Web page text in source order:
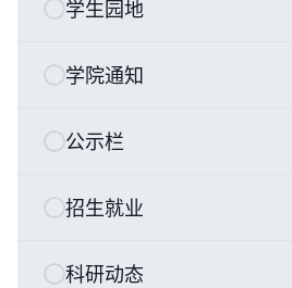
学生园地
学院通知
公示栏
招生就业
科研动态